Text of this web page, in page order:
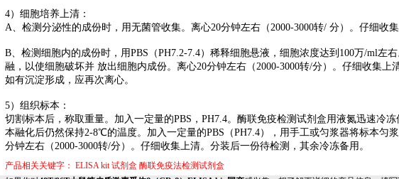
4）细胞培养上清：
A、检测分泌性的成份时，用无菌管收集。离心20分钟左右（2000-3000转/ 分）。仔细收集
B、检测细胞内的成份时，用PBS（PH7.2-7.4）稀释细胞悬液，细胞浓度达到100万/ml左
融，以使细胞破坏并 放出细胞内成份。离心20分钟左右（2000-3000转/分）。仔细收集上
如有沉淀形成，应再次离心。
5）组织标本：
切割标本后，称取重量。加入一定量的PBS，PH7.4。酶联免疫检测试剂盒用液氮迅速冷
本融化后仍然保持2-8℃的温度。加入一定量的PBS（PH7.4），用手工或匀浆器将标本匀
分钟左右（2000-3000转/分）。仔细收集上清。分装后一份待检测，其余冷冻备用。
产品相关关键字： ELISA kit 试剂盒 酶联免疫法检测试剂盒